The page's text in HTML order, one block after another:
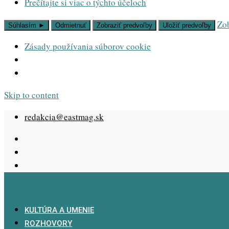
Súhlasím ► Odmietnuť Zobraziť predvoľby Uložiť predvoľby
Zásady používania súborov cookie
Skip to content
redakcia@eastmag.sk
KULTÚRA A UMENIE
ROZHOVORY